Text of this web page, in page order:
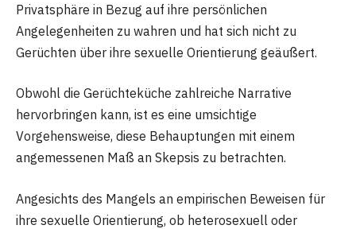
Privatsphäre in Bezug auf ihre persönlichen
Angelegenheiten zu wahren und hat sich nicht zu
Gerüchten über ihre sexuelle Orientierung geäußert.
Obwohl die Gerüchteküche zahlreiche Narrative
hervorbringen kann, ist es eine umsichtige
Vorgehensweise, diese Behauptungen mit einem
angemessenen Maß an Skepsis zu betrachten.
Angesichts des Mangels an empirischen Beweisen für
ihre sexuelle Orientierung, ob heterosexuell oder